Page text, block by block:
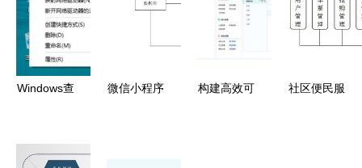
践路径
标“深圳市
贸易安全与
警系统”专
Windows查
方法详解
微信小程序
构建高效可
社区便民服